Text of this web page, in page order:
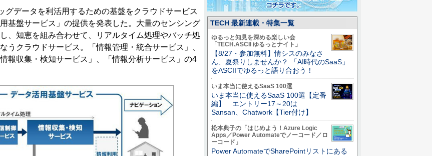
データを利活用するための基盤をクラウドサービス
基盤サービス」の提供を発表した。大量のセンシング
、知恵を組み合わせて、リアルタイム処理やバッチ処
うクラウドサービス。「情報管理・統合サービス」、
報収集・検知サービス」、「情報分析サービス」の4
TECH 最新連載・特集一覧
ゆるっと知見を深める楽しい会
「TECH.ASCII ゆるっとナイト」
【8/27・参加無料】情シスのみなさ
ん、夏祭りしませんか？ 「AI時代のSaaS」
をASCIIでゆるっと語り合おう！
いま本当に使えるSaaS 100選
いま本当に使えるSaaS 100選【定番
編】 エントリー17～20は
Sansan、Chatwork【Tier付け】
松本典子の「はじめよう！Azure Logic
Apps／Power Automateでノーコード／ロ
ーコード」
Power AutomateでSharePointリストにある